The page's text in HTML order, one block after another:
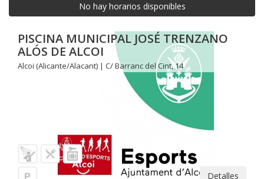
No hay horarios disponibles
PISCINA MUNICIPAL JOSÉ TRENZANO
ALÓS DE ALCOI
Alcoi (Alicante/Alacant) | C/ Barranc del Cint, 14
Detalles